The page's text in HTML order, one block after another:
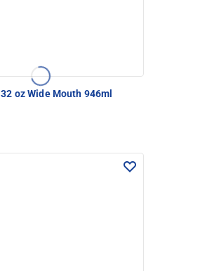
32 oz Wide Mouth 946ml